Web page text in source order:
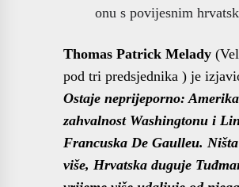
onu s povijesnim
Thomas Patrick Melady
pod tri predsjednika ) je
Ostaje neprijeporno:
zahvalnost Washingtonu i
Francuska De Gaulleu.
više, Hrvatska duguje